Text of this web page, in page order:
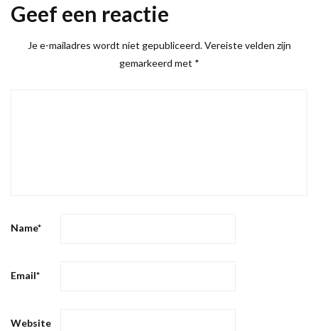
Geef een reactie
Je e-mailadres wordt niet gepubliceerd. Vereiste velden zijn
gemarkeerd met *
Name*
Email*
Website